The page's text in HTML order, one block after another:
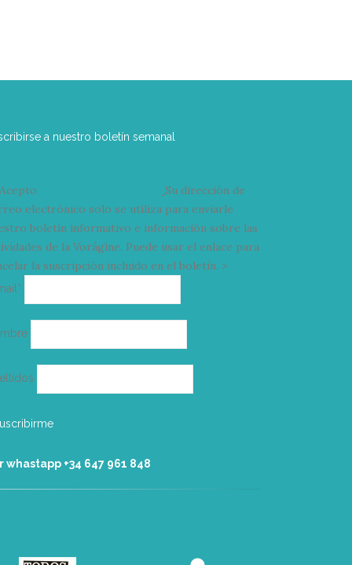
a nuestro boletín semanal
Acepto
Su dirección de
electrónico solo se utiliza para enviarle
boletín informativo e información sobre las
de la Vorágine. Puede usar el enlace para
la suscripción incluido en el boletín. >
electrónico
whastapp +34 ‭647 961 848‬